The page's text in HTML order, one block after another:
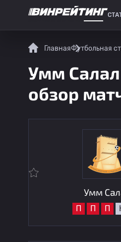
ГлавнаяФутбольная
Умм Салал
обзор
Умм
П П П